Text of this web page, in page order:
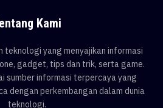
Kami
teknologi yang menyajikan informasi
gadget, tips dan trik, serta game.
sumber informasi terpercaya yang
dengan perkembangan dalam dunia
teknologi.